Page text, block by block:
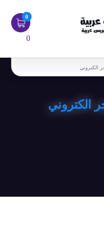
0
الكتروني
الكتروني